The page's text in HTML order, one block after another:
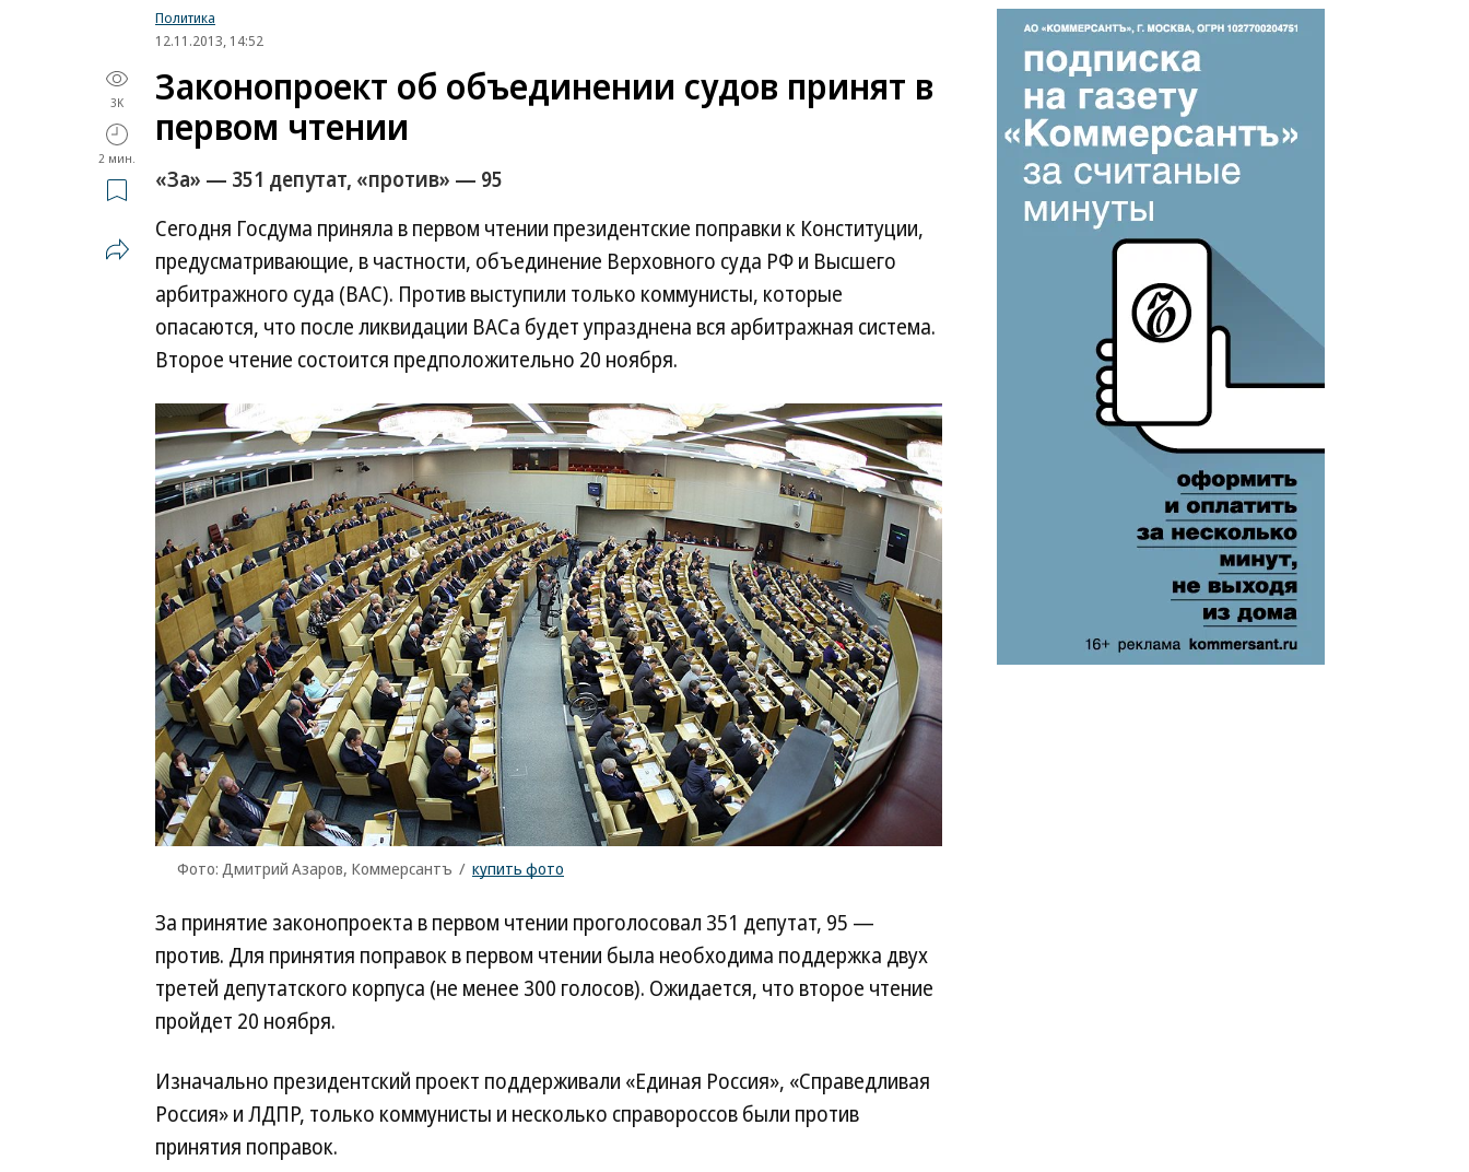
Политика
12.11.2013, 14:52
3K
2 мин.
Законопроект об объединении судов принят в
первом чтении
«За» — 351 депутат, «против» — 95
Сегодня Госдума приняла в первом чтении президентские поправки к Конституции,
предусматривающие, в частности, объединение Верховного суда РФ и Высшего
арбитражного суда (ВАС). Против выступили только коммунисты, которые
опасаются, что после ликвидации ВАСа будет упразднена вся арбитражная система.
Второе чтение состоится предположительно 20 ноября.
Фото: Дмитрий Азаров, Коммерсантъ / купить фото
За принятие законопроекта в первом чтении проголосовал 351 депутат, 95 —
против. Для принятия поправок в первом чтении была необходима поддержка двух
третей депутатского корпуса (не менее 300 голосов). Ожидается, что второе чтение
пройдет 20 ноября.
Изначально президентский проект поддерживали «Единая Россия», «Справедливая
Россия» и ЛДПР, только коммунисты и несколько справороссов были против
принятия поправок.